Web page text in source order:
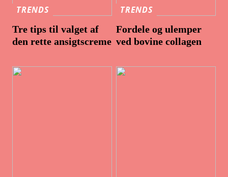
TRENDS
Tre tips til valget af
den rette ansigtscreme
TRENDS
Fordele og ulemper
ved bovine collagen